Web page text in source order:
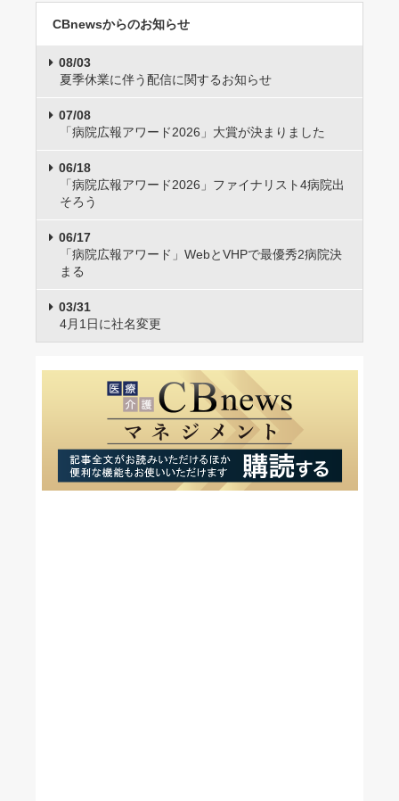
CBnewsからのお知らせ
08/03
夏季休業に伴う配信に関するお知らせ
07/08
「病院広報アワード2026」大賞が決まりました
06/18
「病院広報アワード2026」ファイナリスト4病院出
そろう
06/17
「病院広報アワード」WebとVHPで最優秀2病院決
まる
03/31
4月1日に社名変更